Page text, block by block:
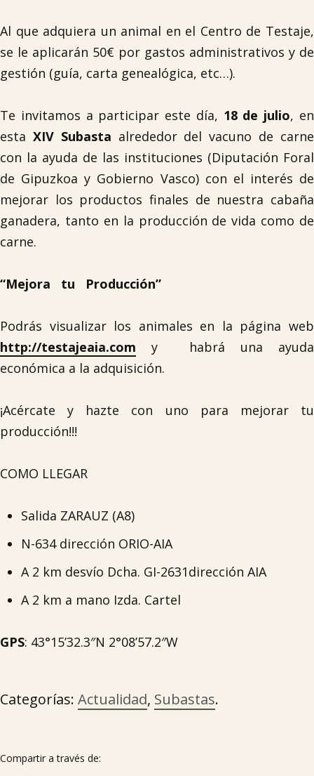

Al que adquiera un animal en el Centro de Testaje,
se le aplicarán 50€ por gastos administrativos y de
gestión (guía, carta genealógica, etc…).
Te invitamos a participar este día, 18 de julio, en
esta XIV Subasta alrededor del vacuno de carne
con la ayuda de las instituciones (Diputación Foral
de Gipuzkoa y Gobierno Vasco) con el interés de
mejorar los productos finales de nuestra cabaña
ganadera, tanto en la producción de vida como de
carne.
“Mejora tu Producción”
Podrás visualizar los animales en la página web
http://testajeaia.com y
habrá una ayuda
económica a la adquisición.
¡Acércate y hazte con uno para mejorar tu
producción!!!
COMO LLEGAR
Salida ZARAUZ (A8)
N-634 dirección ORIO-AIA
A 2 km desvío Dcha. GI-2631dirección AIA
A 2 km a mano Izda. Cartel
GPS: 43°15’32.3″N 2°08’57.2″W
Categorías: Actualidad, Subastas.
Compartir a través de: